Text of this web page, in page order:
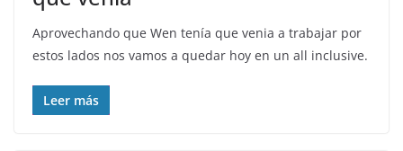
Aprovechando que Wen tenía que venia a trabajar por
estos lados nos vamos a quedar hoy en un all inclusive.
Leer más